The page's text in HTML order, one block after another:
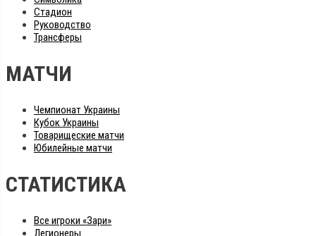
Стадион
Руководство
Трансферы
МАТЧИ
Чемпионат Украины
Кубок Украины
Товарищеские матчи
Юбилейные матчи
СТАТИСТИКА
Все игроки «Зари»
Легионеры